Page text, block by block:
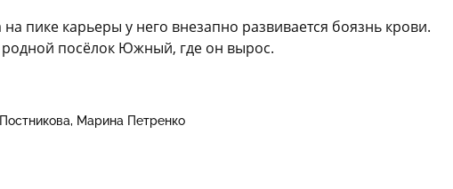
пике карьеры у него внезапно развивается боязнь крови.
посёлок Южный, где он вырос.
Марина Петренко